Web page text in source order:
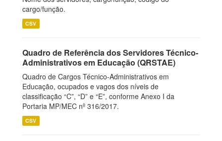
cargo/função.
CSV
Quadro de Referência dos Servidores Técnico-
Administrativos em Educação (QRSTAE)
Quadro de Cargos Técnico-Administrativos em
Educação, ocupados e vagos dos níveis de
classificação “C”, “D” e “E”, conforme Anexo I da
Portaria MP/MEC nº 316/2017.
CSV